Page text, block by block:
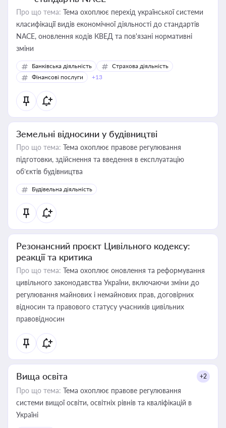
Про що тема: Тема охоплює перехід української системи
класифікації видів економічної діяльності до стандартів
NACE, оновлення кодів КВЕД та пов'язані нормативні
зміни
Банківська діяльність
Страхова діяльність
Фінансові послуги
+13
Земельні відносини у будівництві
Про що тема: Тема охоплює правове регулювання
підготовки, здійснення та введення в експлуатацію
об’єктів будівництва
Будівельна діяльність
Резонансний проєкт Цивільного кодексу:
реакції та критика
Про що тема: Тема охоплює оновлення та реформування
цивільного законодавства України, включаючи зміни до
регулювання майнових і немайнових прав, договірних
відносин та правового статусу учасників цивільних
правовідносин
Вища освіта +2
Про що тема: Тема охоплює правове регулювання
системи вищої освіти, освітніх рівнів та кваліфікацій в
Україні